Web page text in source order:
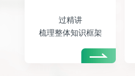
过精讲
梳理整体知识框架